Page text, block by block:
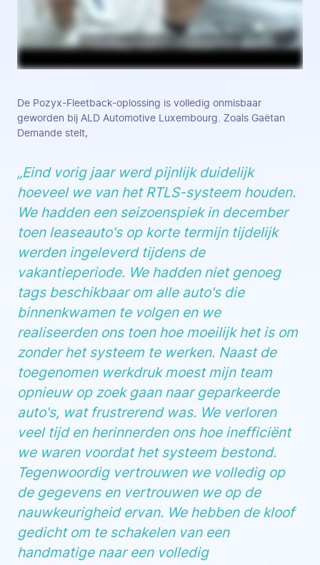
De Pozyx-Fleetback-oplossing is volledig onmisbaar
geworden bij ALD Automotive Luxembourg. Zoals Gaëtan
Demande stelt,
„Eind vorig jaar werd pijnlijk duidelijk
hoeveel we van het RTLS-systeem houden.
We hadden een seizoenspiek in december
toen leaseauto's op korte termijn tijdelijk
werden ingeleverd tijdens de
vakantieperiode. We hadden niet genoeg
tags beschikbaar om alle auto's die
binnenkwamen te volgen en we
realiseerden ons toen hoe moeilijk het is om
zonder het systeem te werken. Naast de
toegenomen werkdruk moest mijn team
opnieuw op zoek gaan naar geparkeerde
auto's, wat frustrerend was. We verloren
veel tijd en herinnerden ons hoe inefficiënt
we waren voordat het systeem bestond.
Tegenwoordig vertrouwen we volledig op
de gegevens en vertrouwen we op de
nauwkeurigheid ervan. We hebben de kloof
gedicht om te schakelen van een
handmatige naar een volledig